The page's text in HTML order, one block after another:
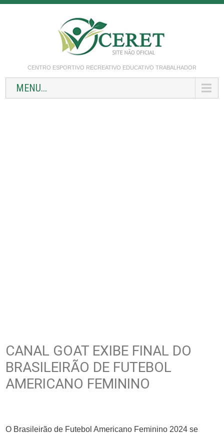
CENTRO ESPORTIVO RECREATIVO EDUCATIVO TRABALHADOR
MENU...
CANAL GOAT EXIBE FINAL DO
BRASILEIRÃO DE FUTEBOL
AMERICANO FEMININO
O Brasileirão de Futebol Americano Feminino 2024 se